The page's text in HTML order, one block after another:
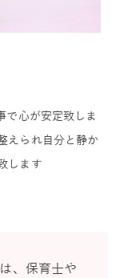
で心が安定致しま
えられ自分と静か
します
、保育士や